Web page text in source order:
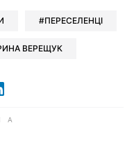
ПЕРЕСЕЛЕНЦІ
ВЕРЕЩУК
у X у Google news
у Viber
Читайте у LinkedIn